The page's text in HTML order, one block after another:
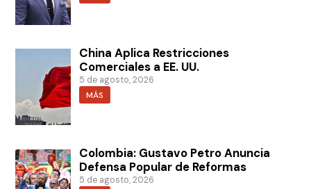
China Aplica Restricciones
Comerciales a EE. UU.
5 de agosto, 2026
MÁS
Colombia: Gustavo Petro Anuncia
Defensa Popular de Reformas
5 de agosto, 2026